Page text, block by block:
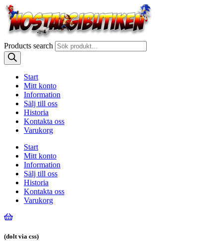
Products search
Start
Mitt konto
Information
Sälj till oss
Historia
Kontakta oss
Varukorg
Start
Mitt konto
Information
Sälj till oss
Historia
Kontakta oss
Varukorg
(dolt via css)